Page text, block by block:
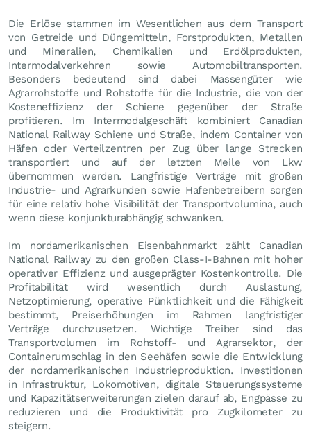
Die Erlöse stammen im Wesentlichen aus dem Transport
von Getreide und Düngemitteln, Forstprodukten, Metallen
und Mineralien, Chemikalien und Erdölprodukten,
Intermodalverkehren sowie Automobiltransporten.
Besonders bedeutend sind dabei Massengüter wie
Agrarrohstoffe und Rohstoffe für die Industrie, die von der
Kosteneffizienz der Schiene gegenüber der Straße
profitieren. Im Intermodalgeschäft kombiniert Canadian
National Railway Schiene und Straße, indem Container von
Häfen oder Verteilzentren per Zug über lange Strecken
transportiert und auf der letzten Meile von Lkw
übernommen werden. Langfristige Verträge mit großen
Industrie- und Agrarkunden sowie Hafenbetreibern sorgen
für eine relativ hohe Visibilität der Transportvolumina, auch
wenn diese konjunkturabhängig schwanken.
Im nordamerikanischen Eisenbahnmarkt zählt Canadian
National Railway zu den großen Class-I-Bahnen mit hoher
operativer Effizienz und ausgeprägter Kostenkontrolle. Die
Profitabilität wird wesentlich durch Auslastung,
Netzoptimierung, operative Pünktlichkeit und die Fähigkeit
bestimmt, Preiserhöhungen im Rahmen langfristiger
Verträge durchzusetzen. Wichtige Treiber sind das
Transportvolumen im Rohstoff- und Agrarsektor, der
Containerumschlag in den Seehäfen sowie die Entwicklung
der nordamerikanischen Industrieproduktion. Investitionen
in Infrastruktur, Lokomotiven, digitale Steuerungssysteme
und Kapazitätserweiterungen zielen darauf ab, Engpässe zu
reduzieren und die Produktivität pro Zugkilometer zu
steigern.